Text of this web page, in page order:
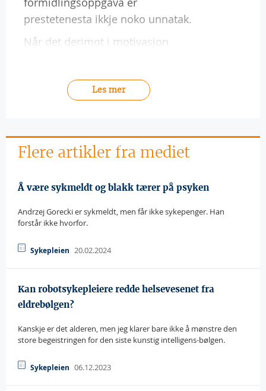
prestetenesta ikkje noko unnatak.
Når det derimot i motivasjon
Les mer
Flere artikler fra mediet
Å være sykmeldt og blakk tærer på psyken
Andrzej Gorecki er sykmeldt, men får ikke sykepenger. Han
forstår ikke hvorfor.
Sykepleien 20.02.2024
Kan robotsykepleiere redde helsevesenet fra
eldrebølgen?
Kanskje er det alderen, men jeg klarer bare ikke å mønstre den
store begeistringen for den siste kunstig intelligens-bølgen.
Sykepleien 06.12.2023